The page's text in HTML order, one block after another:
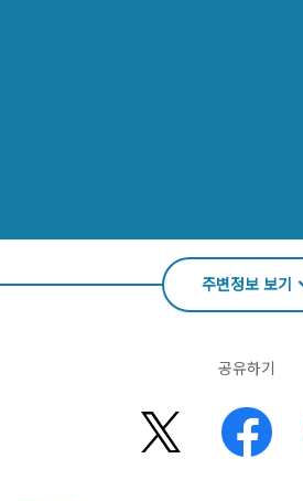
주변정보 보기
공유하기